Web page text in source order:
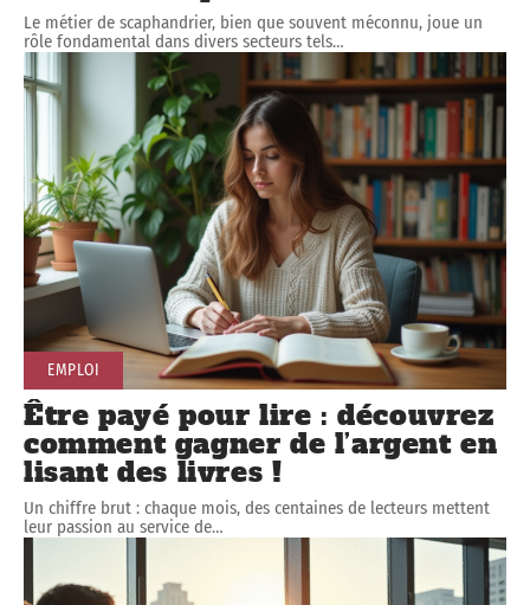
Le métier de scaphandrier, bien que souvent méconnu, joue un
rôle fondamental dans divers secteurs tels…
EMPLOI
Être payé pour lire : découvrez
comment gagner de l’argent en
lisant des livres !
Un chiffre brut : chaque mois, des centaines de lecteurs mettent
leur passion au service de…